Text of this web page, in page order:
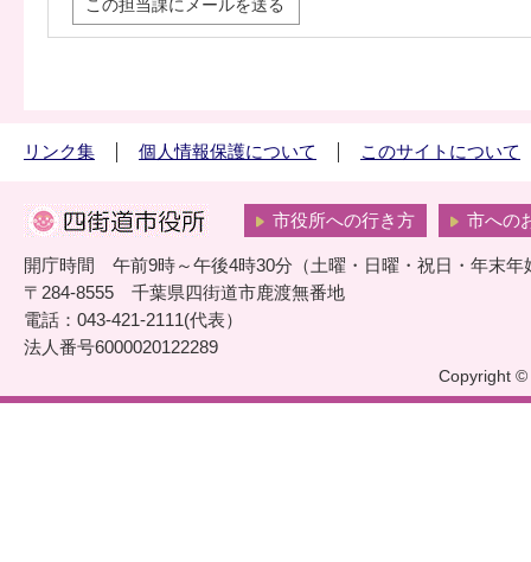
この担当課にメールを送る
リンク集 個人情報保護について このサイトについて
市役所への行き方 市への
開庁時間 午前9時～午後4時30分（土曜・日曜・祝日・年末年
〒284-8555 千葉県四街道市鹿渡無番地
電話：043-421-2111(代表）
法人番号6000020122289
Copyright ©